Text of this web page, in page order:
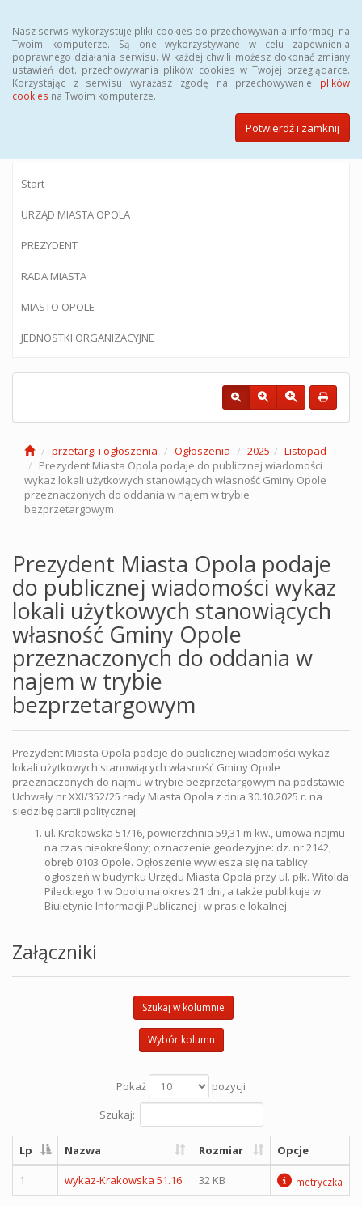
Nasz serwis wykorzystuje pliki cookies do przechowywania informacji na
Twoim komputerze. Są one wykorzystywane w celu zapewnienia
poprawnego działania serwisu. W każdej chwili możesz dokonać zmiany
ustawień dot. przechowywania plików cookies w Twojej przeglądarce.
Korzystając z serwisu wyrażasz zgodę na przechowywanie plików
cookies na Twoim komputerze.
Potwierdź i zamknij
BIULETYN INFORMACJI PUBLICZNEJ
Urzędu Miasta Opola
Start
URZĄD MIASTA OPOLA
PREZYDENT
RADA MIASTA
MIASTO OPOLE
JEDNOSTKI ORGANIZACYJNE
przetargi i ogłoszenia Ogłoszenia 2025
Listopad
Prezydent Miasta Opola podaje do publicznej wiadomości
wykaz lokali użytkowych stanowiących własność Gminy Opole
przeznaczonych do oddania w najem w trybie
bezprzetargowym
Prezydent Miasta Opola podaje
do publicznej wiadomości wykaz
lokali użytkowych stanowiących
własność Gminy Opole
przeznaczonych do oddania w
najem w trybie
bezprzetargowym
Prezydent Miasta Opola podaje do publicznej wiadomości wykaz
lokali użytkowych stanowiących własność Gminy Opole
przeznaczonych do najmu w trybie bezprzetargowym na podstawie
Uchwały nr XXI/352/25 rady Miasta Opola z dnia 30.10.2025 r. na
siedzibę partii politycznej:
ul. Krakowska 51/16, powierzchnia 59,31 m kw., umowa najmu
na czas nieokreślony; oznaczenie geodezyjne: dz. nr 2142,
obręb 0103 Opole. Ogłoszenie wywiesza się na tablicy
ogłoszeń w budynku Urzędu Miasta Opola przy ul. płk. Witolda
Pileckiego 1 w Opolu na okres 21 dni, a także publikuje w
Biuletynie Informacji Publicznej i w prasie lokalnej
Załączniki
Szukaj w kolumnie
Wybór kolumn
Pokaż
pozycji
Szukaj:
Lp Nazwa Rozmiar Opcje
1 wykaz-Krakowska 51.16 32 KB metryczka